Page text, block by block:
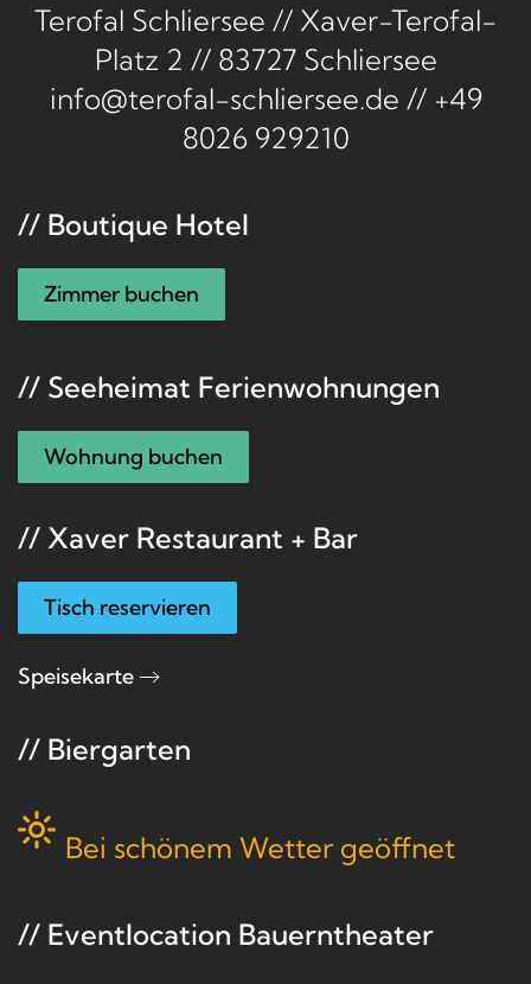
Terofal Schliersee // Xaver-Terofal-
Platz 2 // 83727 Schliersee
info@terofal-schliersee.de // +49
8026 929210
// Boutique Hotel
Zimmer buchen
// Seeheimat Ferienwohnungen
Wohnung buchen
// Xaver Restaurant + Bar
Tisch reservieren
Speisekarte
// Biergarten
Bei schönem Wetter geöffnet
// Eventlocation Bauerntheater